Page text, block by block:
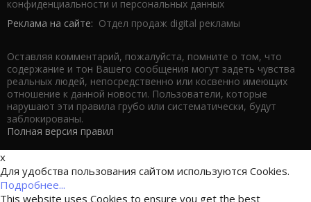
конфиденциальности и персональных данных
Реклама на сайте: Отдел продаж digital рекламы
Оставляя комментарий, пожалуйста, помните о том, что
содержание и тон Вашего сообщения могут задеть чувства
реальных людей, непосредственно или косвенно имеющих
отношение к данной новости. Пользователи, которые
нарушают эти правила грубо или систематически, будут
заблокированы.
Полная версия правил
x
Для удобства пользования сайтом используются Cookies.
Подробнее...
This website uses Cookies to ensure you get the best